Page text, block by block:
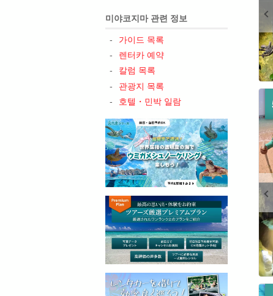
미야코지마 관련 정보
가이드 목록
렌터카 예약
칼럼 목록
관광지 목록
호텔・민박 일람